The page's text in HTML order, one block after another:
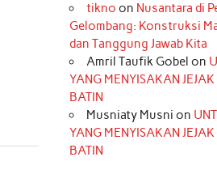
tikno on Nusantara di
Gelombang: Konstruksi
dan Tanggung Jawab Kita
Amril Taufik Gobel on
YANG MENYISAKAN JEJAK
BATIN
Musniaty Musni on
YANG MENYISAKAN JEJAK
BATIN